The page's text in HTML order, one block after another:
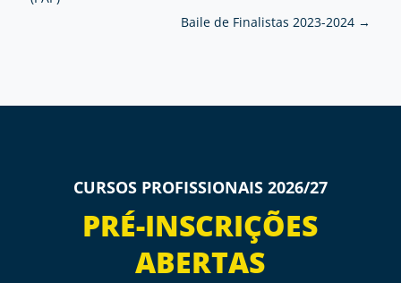
Baile de Finalistas 2023-2024 →
CURSOS PROFISSIONAIS 2026/27
PRÉ-INSCRIÇÕES
ABERTAS